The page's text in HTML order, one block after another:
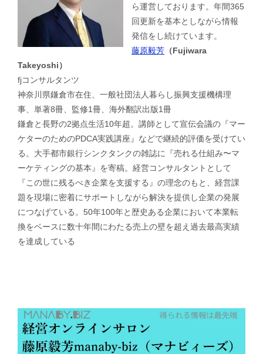
ら運営しております。年間365
回更新を基本としながら情報
発信をし続けています。
藤原毅芳 （Fujiwara
Takeyoshi）
fjコンサルタンツ
神奈川県鎌倉市在住、一般社団法人暮らし振興支援機構理
事、単著8冊、監修1冊、海外翻訳出版1冊
鎌倉と長野の2拠点生活10年超。講師として宣伝会議の『マー
ケターのためのPDCA実践講座』などで継続的評価を受けてい
る。大手都市銀行シンクタンクの雑誌に『売れる仕組み〜マ
ーケティングの基本』を寄稿。経営コンサルタントとして
『この世に残るべき企業を支援する』の理念のもと、経営課
題を現場に密着にサポートしながら解決を提供し企業の発展
につなげている。50年100年と歴史ある企業において本業転
換をベースに数十年間にわたる売上の壁を超え過去最高実績
を達成している